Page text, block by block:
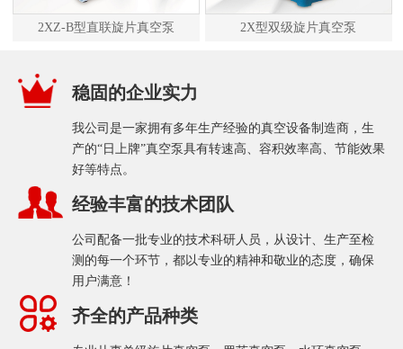
2XZ-B型直联旋片真空泵 2X型双级旋片真空泵
稳固的企业实力
我公司是一家拥有多年生产经验的真空设备制造商，生
产的“日上牌”真空泵具有转速高、容积效率高、节能效果
好等特点。
经验丰富的技术团队
公司配备一批专业的技术科研人员，从设计、生产至检
测的每一个环节，都以专业的精神和敬业的态度，确保
用户满意！
齐全的产品种类